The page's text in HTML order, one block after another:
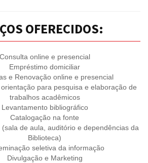
OFERECIDOS:
Consulta online e presencial
Empréstimo domiciliar
e Renovação online e presencial
para pesquisa e elaboração de
trabalhos acadêmicos
Levantamento bibliográfico
Catalogação na fonte
(sala de aula, auditório e dependências da
Biblioteca)
seletiva da informação
Divulgação e Marketing